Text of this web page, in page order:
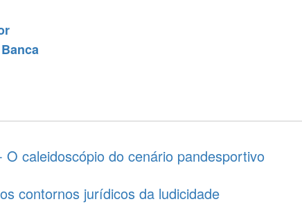
O caleidoscópio do cenário pandesportivo
contornos jurídicos da ludicidade